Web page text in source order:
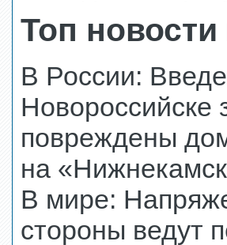
Топ
В России:
Новороссийске
повреждены
на
В мире:
стороны ведут